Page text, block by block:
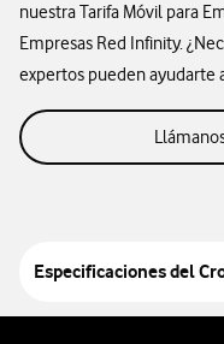
nuestra Tarifa Móvil para
Empresas Red Infinity.
expertos pueden ayudarte
Especificaciones del